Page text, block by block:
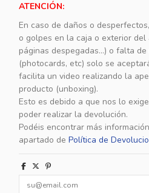
ATENCIÓN:
En caso de daños o
o golpes en la caja o exterior
páginas despegadas...) o falta
(photocards, etc) solo se
facilita un video realizando la
producto (unboxing).
Esto es debido a que nos lo
poder realizar la devolución.
Podéis encontrar más
apartado de Política de